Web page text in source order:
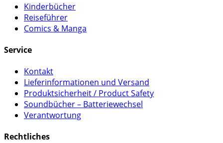
Kinderbücher
Reiseführer
Comics & Manga
Service
Kontakt
Lieferinformationen und Versand
Produktsicherheit / Product Safety
Soundbücher – Batteriewechsel
Verantwortung
Rechtliches